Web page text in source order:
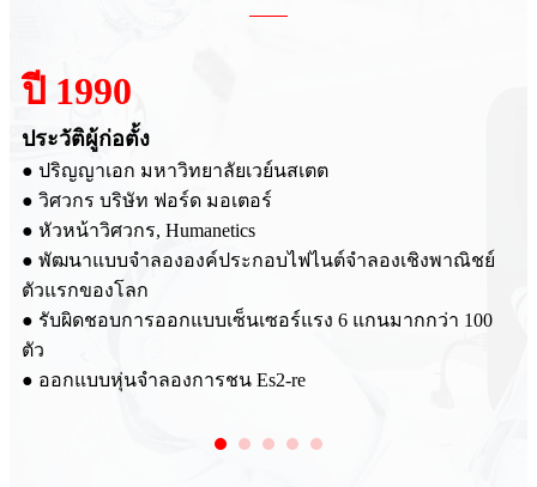
2007
ผู้ก่อตั้ง SRI
● งานวิจัยและพัฒนา
● ร่วมมือกับ HUMANETICS เซ็นเซอร์แรงหลายแกนของหุ่น
จำลองการชนที่ผลิตโดย SRI จำหน่ายทั่วโลก
● ร่วมมือกับบริษัทผลิตรถยนต์ เช่น GM, SAIC และ
Volkswagen ภายใต้แบรนด์ SRI